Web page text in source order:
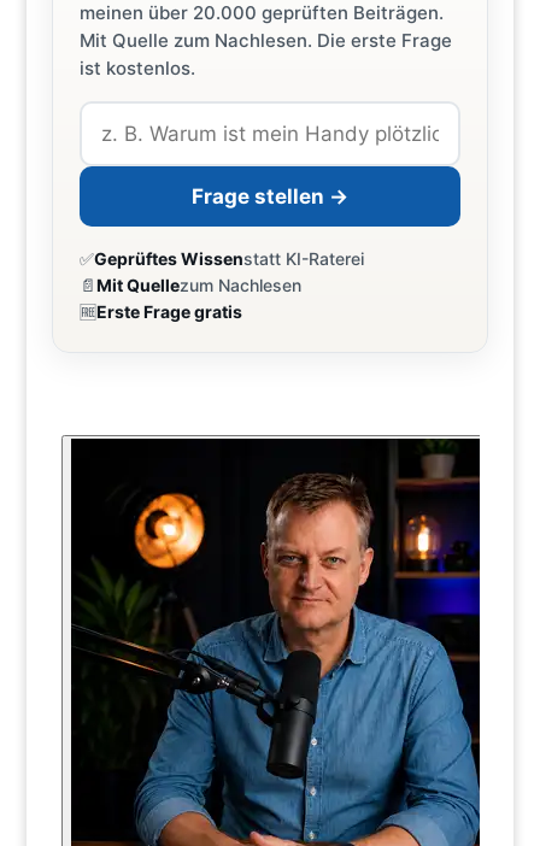
meinen über 20.000 geprüften Beiträgen.
Mit Quelle zum Nachlesen. Die erste Frage
ist kostenlos.
Frage stellen →
✅Geprüftes Wissenstatt KI-Raterei
📄Mit Quellezum Nachlesen
🆓Erste Frage gratis